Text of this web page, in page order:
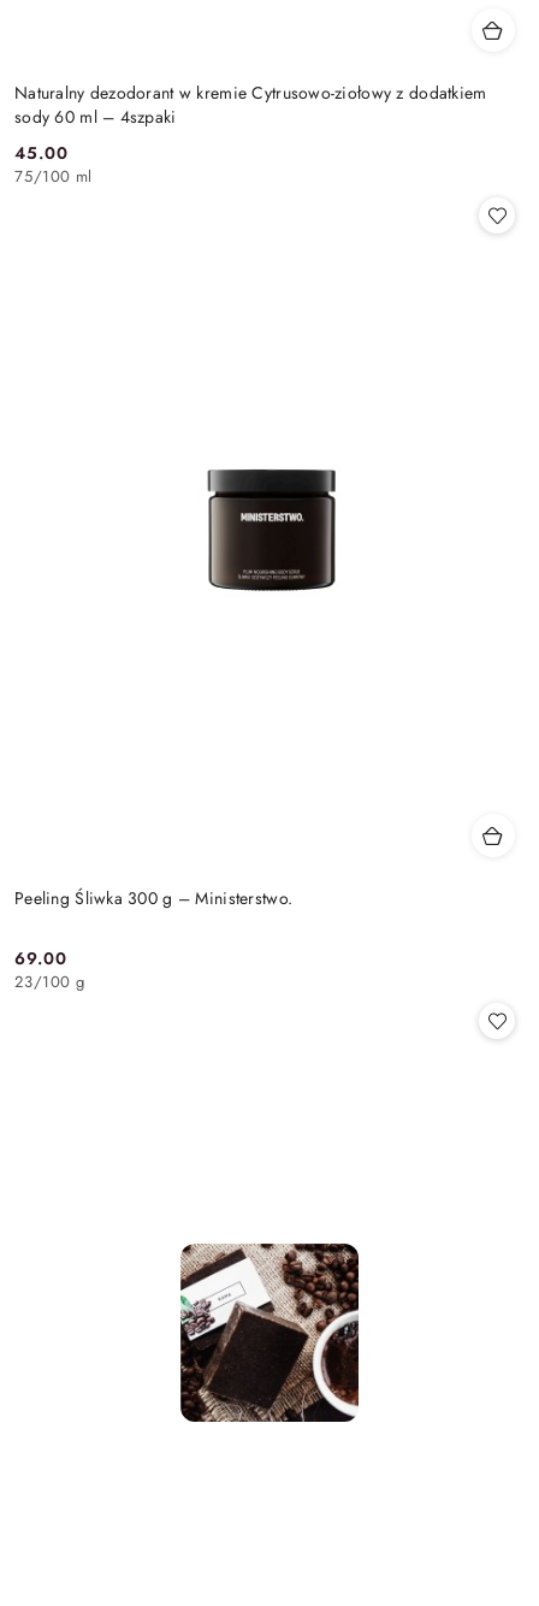
Naturalny dezodorant w kremie Cytrusowo-ziołowy z dodatkiem
sody 60 ml – 4szpaki
Cena:
45.00
75/100 ml
Peeling Śliwka 300 g – Ministerstwo.
Cena:
69.00
23/100 g